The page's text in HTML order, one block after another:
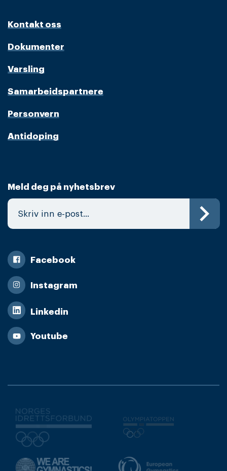
Kontakt oss
Dokumenter
Varsling
Samarbeidspartnere
Personvern
Antidoping
Meld deg på nyhetsbrev
Facebook
Instagram
Linkedin
Youtube